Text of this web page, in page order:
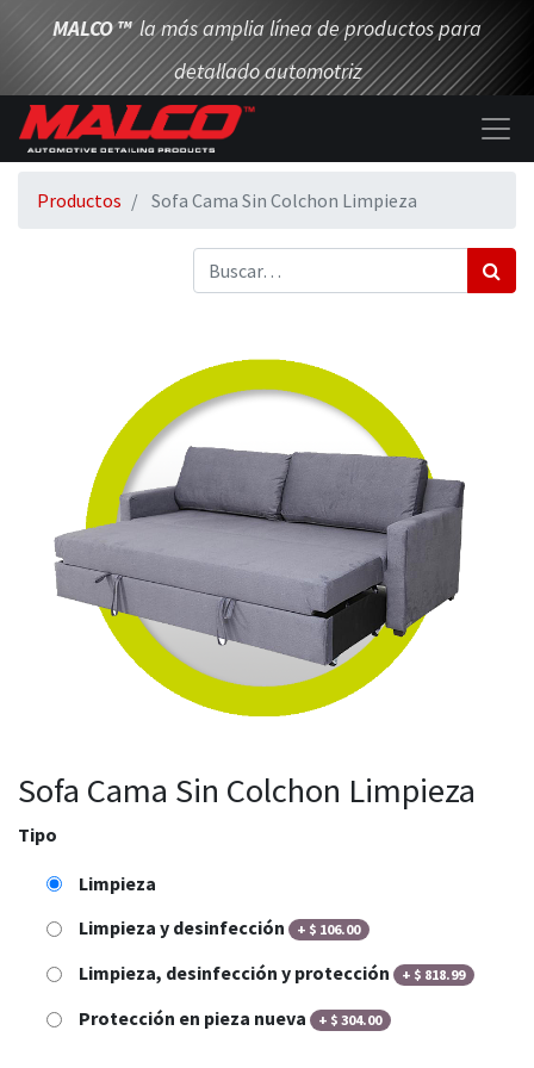
MALCO™ la más amplia línea de productos para
detallado automotriz
Productos Sofa Cama Sin Colchon Limpieza
Sofa Cama Sin Colchon Limpieza
Tipo
Limpieza
Limpieza y desinfección
+ $ 106.00
Limpieza, desinfección y protección + $ 818.99
Protección en pieza nueva + $304.00